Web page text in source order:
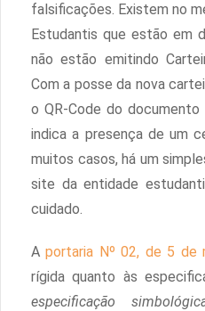
falsificações. Existem no
Estudantis que estão em
não estão emitindo
Com a posse da nova
o QR-Code do
indica a presença de um
muitos casos, há um
site da entidade
cuidado.
Aportaria Nº 02, de 5 de
rígida quanto às
especificação